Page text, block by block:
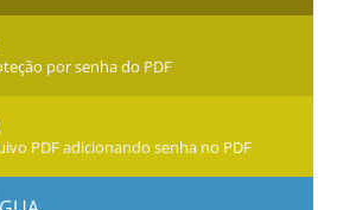
por senha do PDF
PDF adicionando senha no PDF